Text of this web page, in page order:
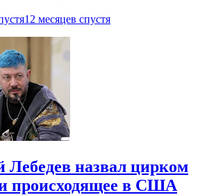
12 месяцев спустя
Лебедев назвал цирком
происходящее в США